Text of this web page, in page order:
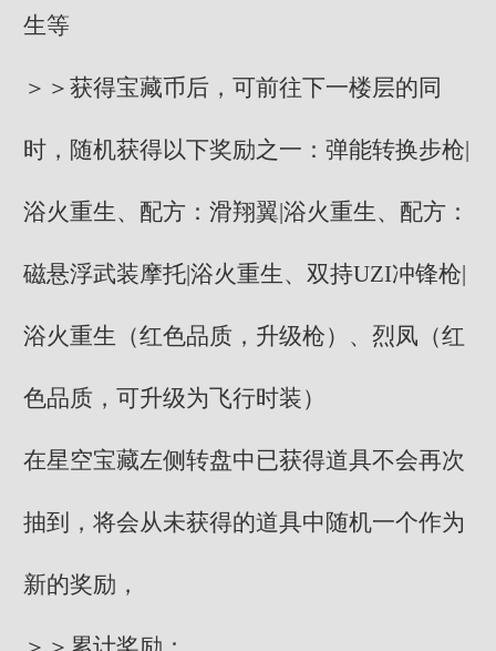
生等
＞＞获得宝藏币后，可前往下一楼层的同
时，随机获得以下奖励之一：弹能转换步枪|
浴火重生、配方：滑翔翼|浴火重生、配方：
磁悬浮武装摩托|浴火重生、双持UZI冲锋枪|
浴火重生（红色品质，升级枪）、烈凤（红
色品质，可升级为飞行时装）
在星空宝藏左侧转盘中已获得道具不会再次
抽到，将会从未获得的道具中随机一个作为
新的奖励，